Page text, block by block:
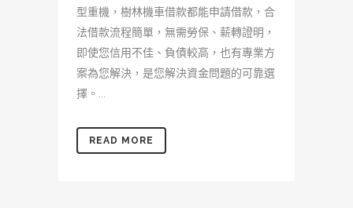
型重機，樹林機車借款都能申請借款，合
法借款流程簡單，無需勞保、薪轉證明，
即使您信用不佳、負債較高，也有專業方
案為您解決，是您解決資金問題的可靠選
擇。...
READ MORE